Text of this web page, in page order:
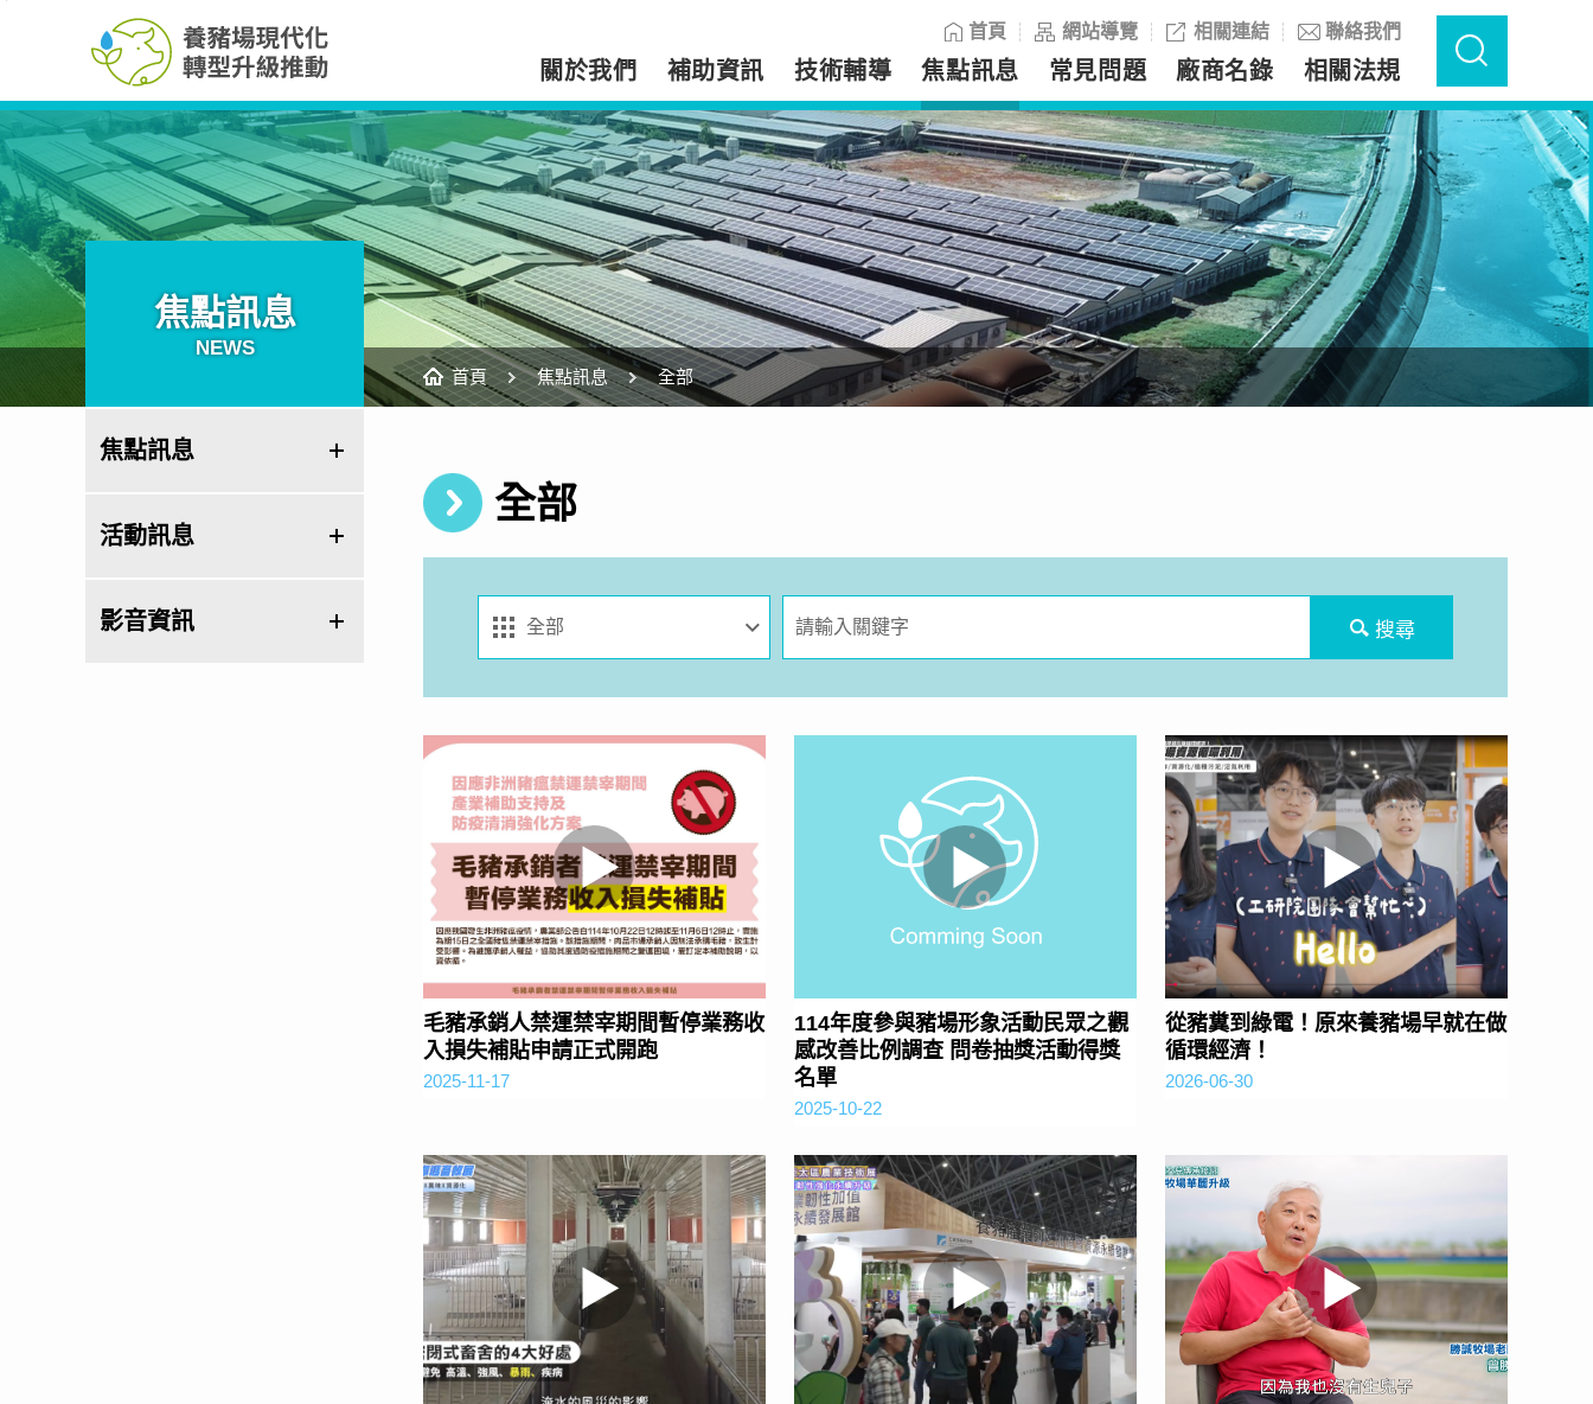
養
升
級
網
跳
首頁 網站導覽 相關連結 聯絡我們
關於我們 補助資訊 技術輔導 焦點訊息 常見問題 廠商名錄 相關法規
首頁 焦點訊息 全部
焦點訊息
NEWS
焦點訊息
活動訊息
影音資訊
全部
搜尋
毛豬承銷人禁運禁宰期間暫停業務收
入損失補貼申請正式開跑
2025-11-17
114年度參與豬場形象活動民眾之觀
感改善比例調查 問卷抽獎活動得獎
名單
2025-10-22
從豬糞到綠電！原來養豬場早就在做
循環經濟！
2026-06-30